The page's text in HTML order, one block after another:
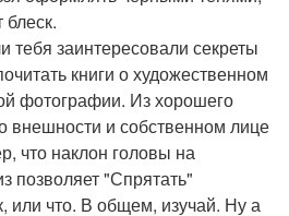
блеск.
тебя заинтересовали секреты
книги о художественном
фотографии. Из хорошего
внешности и собственном лице
что наклон головы на
позволяет "Спрятать"
или что. В общем, изучай. Ну а